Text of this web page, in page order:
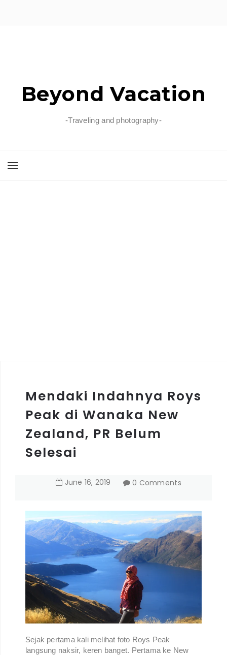
Beyond Vacation
-Traveling and photography-
Mendaki Indahnya Roys
Peak di Wanaka New
Zealand, PR Belum
Selesai
June 16, 2019 0 Comments
Sejak pertama kali melihat foto Roys Peak
langsung naksir, keren banget. Pertama ke New